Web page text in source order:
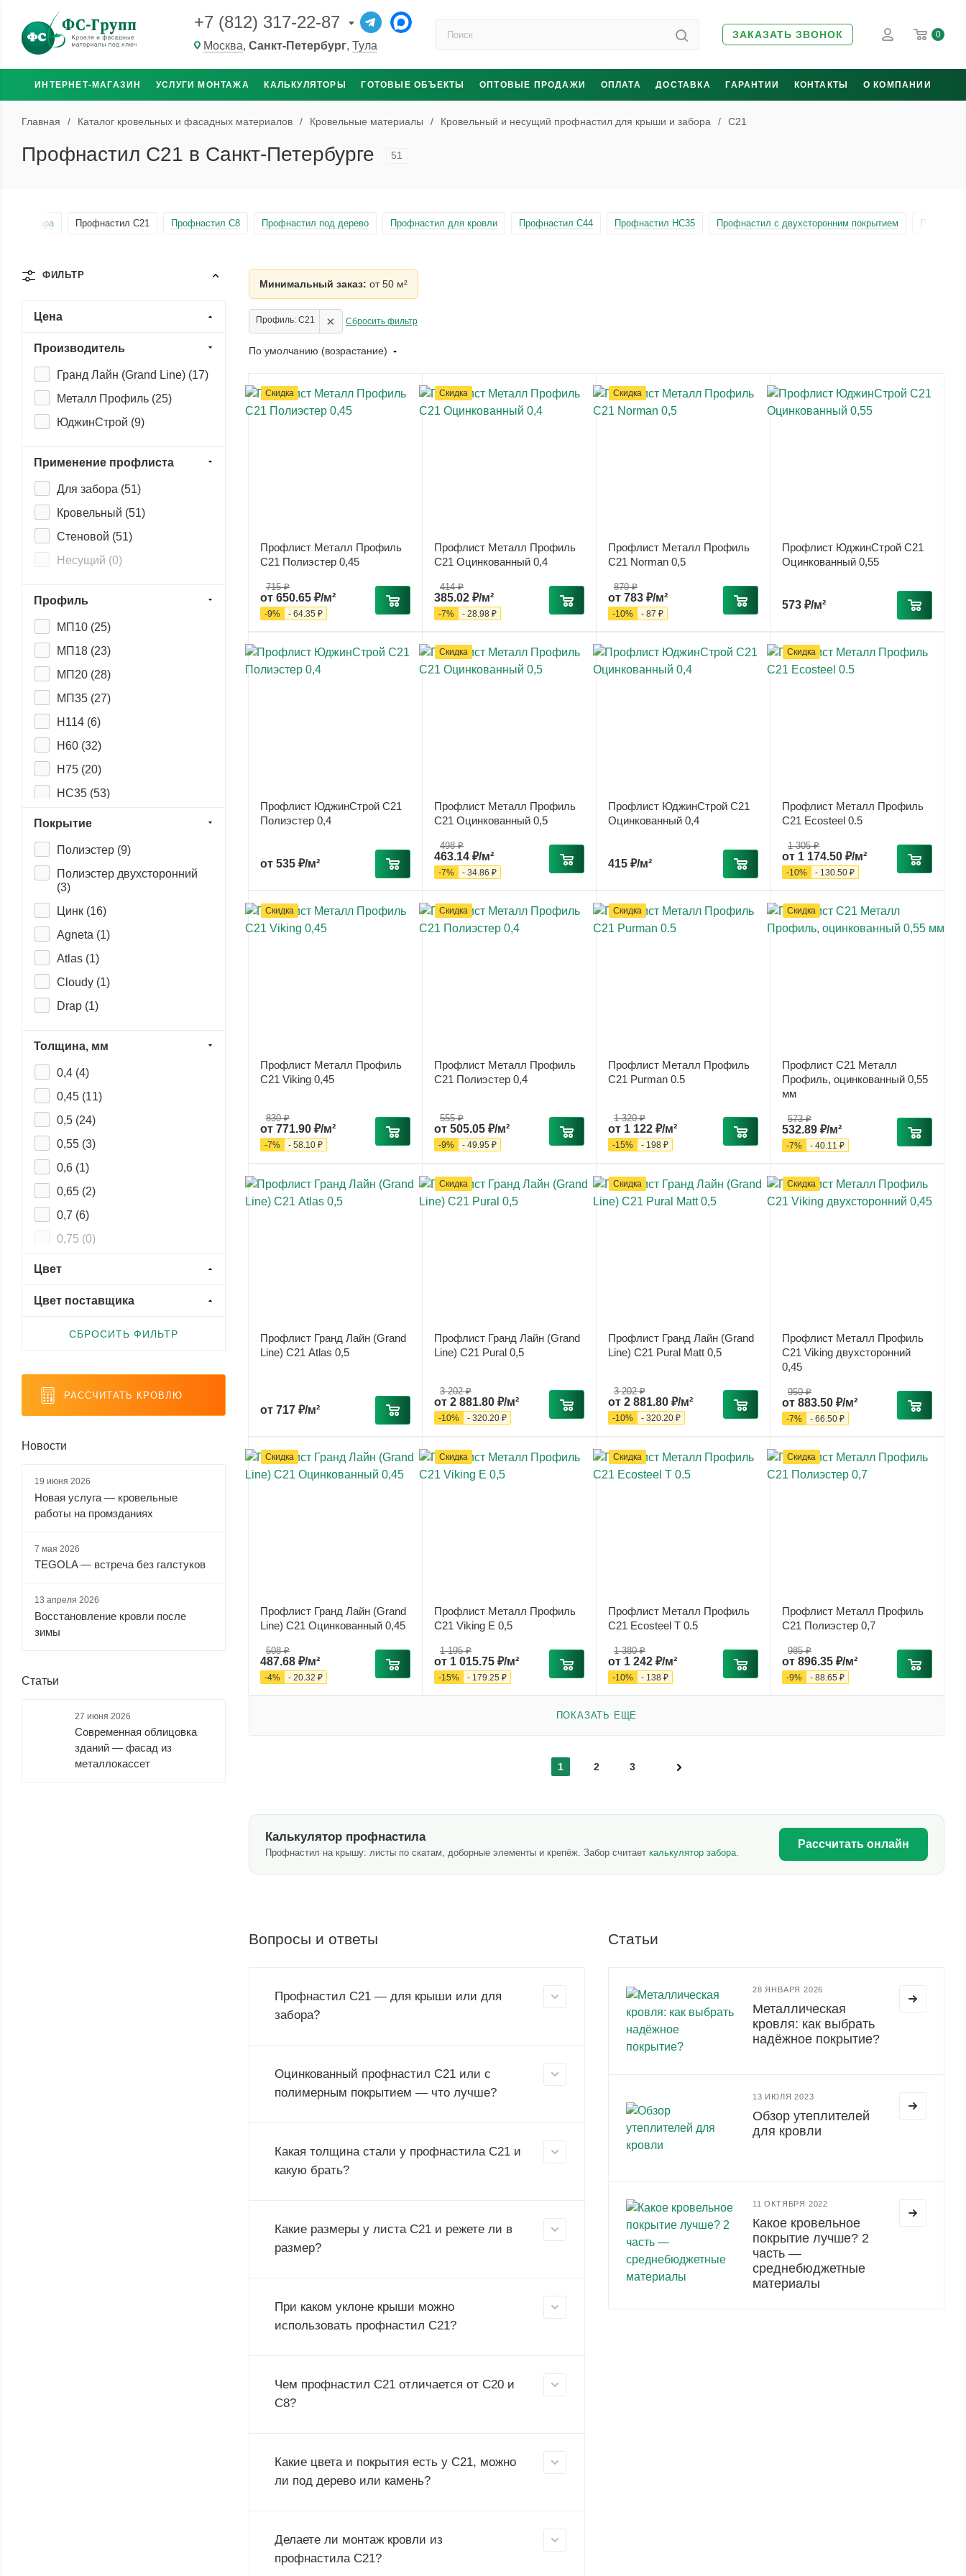
+7 (812) 317-22-87
Москва, Санкт-Петербург, Тула
ЗАКАЗАТЬ ЗВОНОК 0
ИНТЕРНЕТ-МАГАЗИН УСЛУГИ МОНТАЖА КАЛЬКУЛЯТОРЫ ГОТОВЫЕ ОБЪЕКТЫ ОПТОВЫЕ ПРОДАЖИ ОПЛАТА ДОСТАВКА ГАРАНТИИ КОНТАКТЫ О КОМПАНИИ
Главная / Каталог кровельных и фасадных материалов / Кровельные материалы / Кровельный и несущий профнастил для крыши и забора / С21
Профнастил С21 в Санкт-Петербурге 51
для забора Профнастил С21 Профнастил С8 Профнастил под дерево Профнастил для кровли Профнастил С44 Профнастил НС35 Профнастил с двухсторонним покрытием
Минимальный заказ: от 50 м²
Профиль: С21 × Сбросить фильтр
По умолчанию (возрастание)
Скидка
Профлист Металл Профиль
С21 Полиэстер 0,45
от 650.65 ₽/м²
715 ₽
-9% - 64.35 ₽
Скидка
Профлист Металл Профиль
С21 Оцинкованный 0,4
385.02₽/м²
414₽
-7% - 28.98₽
Скидка
Профлист Металл Профиль
С21 Norman 0,5
от 783 ₽/м²
870 ₽
-10% - 87 ₽
Профлист ЮджинСтрой С21
Оцинкованный 0,55
573₽/м²
Профлист ЮджинСтрой С21
Полиэстер 0,4
от 535 ₽/м²
Скидка
Профлист Металл Профиль
С21 Оцинкованный 0,5
463.14₽/м²
498₽
-7% - 34.86 ₽
Профлист ЮджинСтрой С21
Оцинкованный 0,4
415₽/м²
Скидка
Профлист Металл Профиль
С21 Ecosteel 0.5
от 1 174.50 ₽/м²
1 305 ₽
-10% - 130.50 ₽
Скидка
Профлист Металл Профиль
С21 Viking 0,45
от 771.90 ₽/м²
830 ₽
-7% - 58.10 ₽
Скидка
Профлист Металл Профиль
С21 Полиэстер 0,4
от 505.05 ₽/м²
555 ₽
-9% - 49.95 ₽
Скидка
Профлист Металл Профиль
С21 Purman 0.5
от 1 122 ₽/м²
1 320 ₽
-15% - 198 ₽
Скидка
Профлист С21 Металл
Профиль, оцинкованный 0,55
мм
532.89₽/м²
573₽
-7% - 40.11 ₽
Профлист Гранд Лайн (Grand
Line) С21 Atlas 0,5
от 717 ₽/м²
Скидка
Профлист Гранд Лайн (Grand
Line) С21 Pural 0,5
от 2 881.80 ₽/м²
3 202 ₽
-10% - 320.20 ₽
Скидка
Профлист Гранд Лайн (Grand
Line) С21 Pural Matt 0,5
от 2 881.80 ₽/м²
3 202 ₽
-10% - 320.20 ₽
Скидка
Профлист Металл Профиль
С21 Viking двухсторонний
0,45
от 883.50 ₽/м²
950 ₽
-7% - 66.50 ₽
Скидка
Профлист Гранд Лайн (Grand
Line) С21 Оцинкованный 0,45
487.68₽/м²
508₽
-4% - 20.32 ₽
Скидка
Профлист Металл Профиль
С21 Viking E 0,5
от 1 015.75 ₽/м²
1 195 ₽
-15% - 179.25 ₽
Скидка
Профлист Металл Профиль
С21 Ecosteel T 0.5
от 1 242 ₽/м²
1 380 ₽
-10% - 138 ₽
Скидка
Профлист Металл Профиль
С21 Полиэстер 0,7
от 896.35 ₽/м²
985 ₽
-9% - 88.65 ₽
ПОКАЗАТЬ ЕЩЕ
1 2 3
Калькулятор профнастила
Профнастил на крышу: листы по скатам, доборные элементы и крепёж. Забор считает калькулятор забора.
Рассчитать онлайн
Вопросы и ответы
Профнастил С21 — для крыши или для
забора?
Оцинкованный профнастил С21 или с
полимерным покрытием — что лучше?
Какая толщина стали у профнастила С21 и
какую брать?
Какие размеры у листа С21 и режете ли в
размер?
При каком уклоне крыши можно
использовать профнастил С21?
Чем профнастил С21 отличается от С20 и
С8?
Какие цвета и покрытия есть у С21, можно
ли под дерево или камень?
Делаете ли монтаж кровли из
профнастила С21?
Статьи
28 ЯНВАРЯ 2026
Металлическая
кровля: как выбрать
надёжное покрытие?
13 ИЮЛЯ 2023
Обзор утеплителей
для кровли
11 ОКТЯБРЯ 2022
Какое кровельное
покрытие лучше? 2
часть —
среднебюджетные
материалы
ФИЛЬТР
Цена
Производитель
Гранд Лайн (Grand Line) (17)
Металл Профиль (25)
ЮджинСтрой (9)
Применение профлиста
Для забора (51)
Кровельный (51)
Стеновой (51)
Несущий (0)
Профиль
МП10 (25)
МП18 (23)
МП20 (28)
МП35 (27)
Н114 (6)
Н60 (32)
Н75 (20)
НС35 (53)
С20 (
С21 ( 51)
С44 (32)
С8 (53)
RN20 ( 8)
Покрытие
Полиэстер (9)
Полиэстер двухсторонний
(3)
Цинк (16)
Agneta (1)
Atlas (1)
Cloudy (1)
Drap (1)
Ecosteel Matt (
Ecosteel T (
Norman (
Pural (1
Pural Matt (
Puretan (
PurLite Matt (
Purman (
PurPro Matt (
Rooftop Matte (Стальной
Satin (1)
Satin Matt (1)
Velur (1)
Viking (1)
Viking E (
Print Premium (0)
Print-double Elite (0
Толщина, мм
0,4 (4)
0,45 (11)
0,5 (24)
0,55 (3)
0,6 (1)
0,65 (2)
0,7 (6)
0,75 (0)
Цвет
Цвет поставщика
СБРОСИТЬ ФИЛЬТР
РАССЧИТАТЬ КРОВЛЮ
Новости
19 июня 2026
Новая услуга — кровельные
работы на промзданиях
7 мая 2026
TEGOLA — встреча без галстуков
13 апреля 2026
Восстановление кровли после
зимы
Статьи
27 июня 2026
Современная облицовка
зданий — фасад из
металлокассет